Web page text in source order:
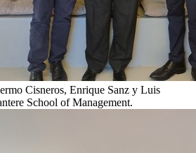
Cisneros, Enrique Sanz y Luis
School of Management.